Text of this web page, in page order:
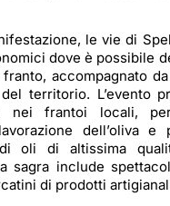
le vie di
dove è possibile
franto, accompagnato
territorio. L’evento
nei frantoi locali,
dell’oliva e
oli di altissima
sagra include
di prodotti